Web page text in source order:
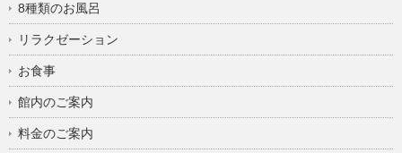
8種類のお風呂
リラクゼーション
お食事
館内のご案内
料金のご案内